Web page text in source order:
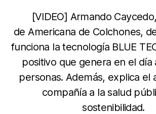
[VIDEO] Armando
de Americana de Colchones,
funciona la tecnología BLUE
positivo que genera en el día
personas. Además, explica el
compañía a la salud
sostenibilidad.